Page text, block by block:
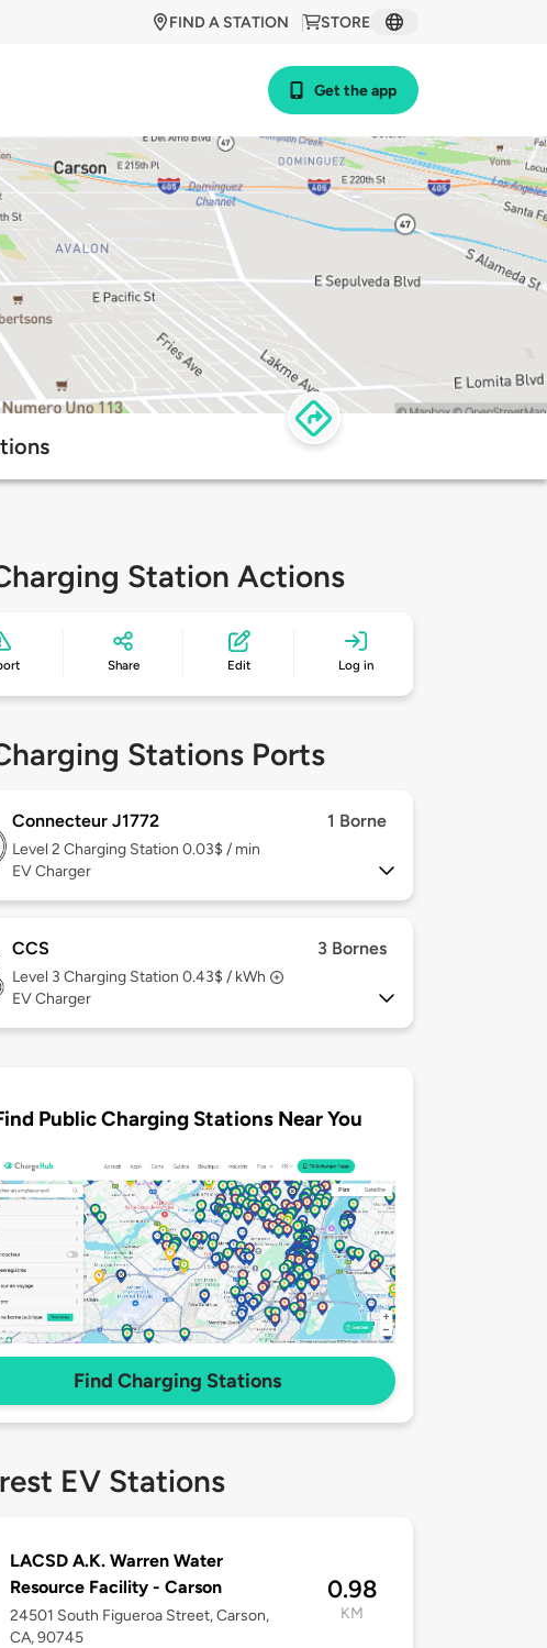
STORE
FIND A STATION
Get the app
Station Actions
Share Edit Log in
Stations Ports
Connecteur J1772 1 Borne
Level 2 Charging Station 0.03$ / min
EV Charger
CCS 3 Bornes
Level 3 Charging Station 0.43$ / kWh
EV Charger
Public Charging Stations Near You
Find Charging Stations
EV Stations
LACSD A.K. Warren Water
Resource Facility - Carson
24501 South Figueroa Street, Carson,
CA, 90745
0.98
KM